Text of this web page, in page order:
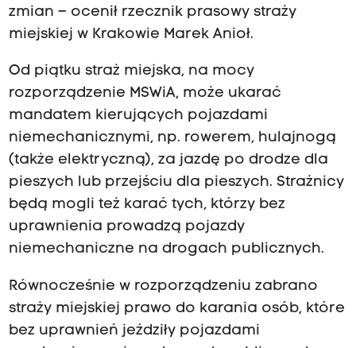
zmian – ocenił rzecznik prasowy straży
miejskiej w Krakowie Marek Anioł.
Od piątku straż miejska, na mocy
rozporządzenie MSWiA, może ukarać
mandatem kierujących pojazdami
niemechanicznymi, np. rowerem, hulajnogą
(także elektryczną), za jazdę po drodze dla
pieszych lub przejściu dla pieszych. Strażnicy
będą mogli też karać tych, którzy bez
uprawnienia prowadzą pojazdy
niemechaniczne na drogach publicznych.
Równocześnie w rozporządzeniu zabrano
straży miejskiej prawo do karania osób, które
bez uprawnień jeździły pojazdami